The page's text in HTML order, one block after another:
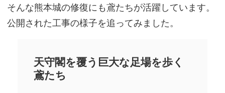
そんな熊本城の修復にも鳶たちが活躍しています。
公開された工事の様子を追ってみました。
天守閣を覆う巨大な足場を歩く
鳶たち